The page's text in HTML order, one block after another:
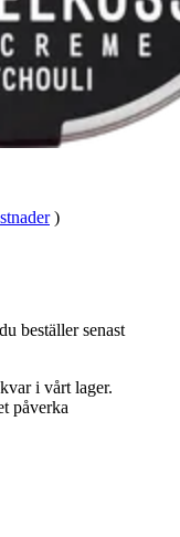
)
beställer senast
i vårt lager.
påverka